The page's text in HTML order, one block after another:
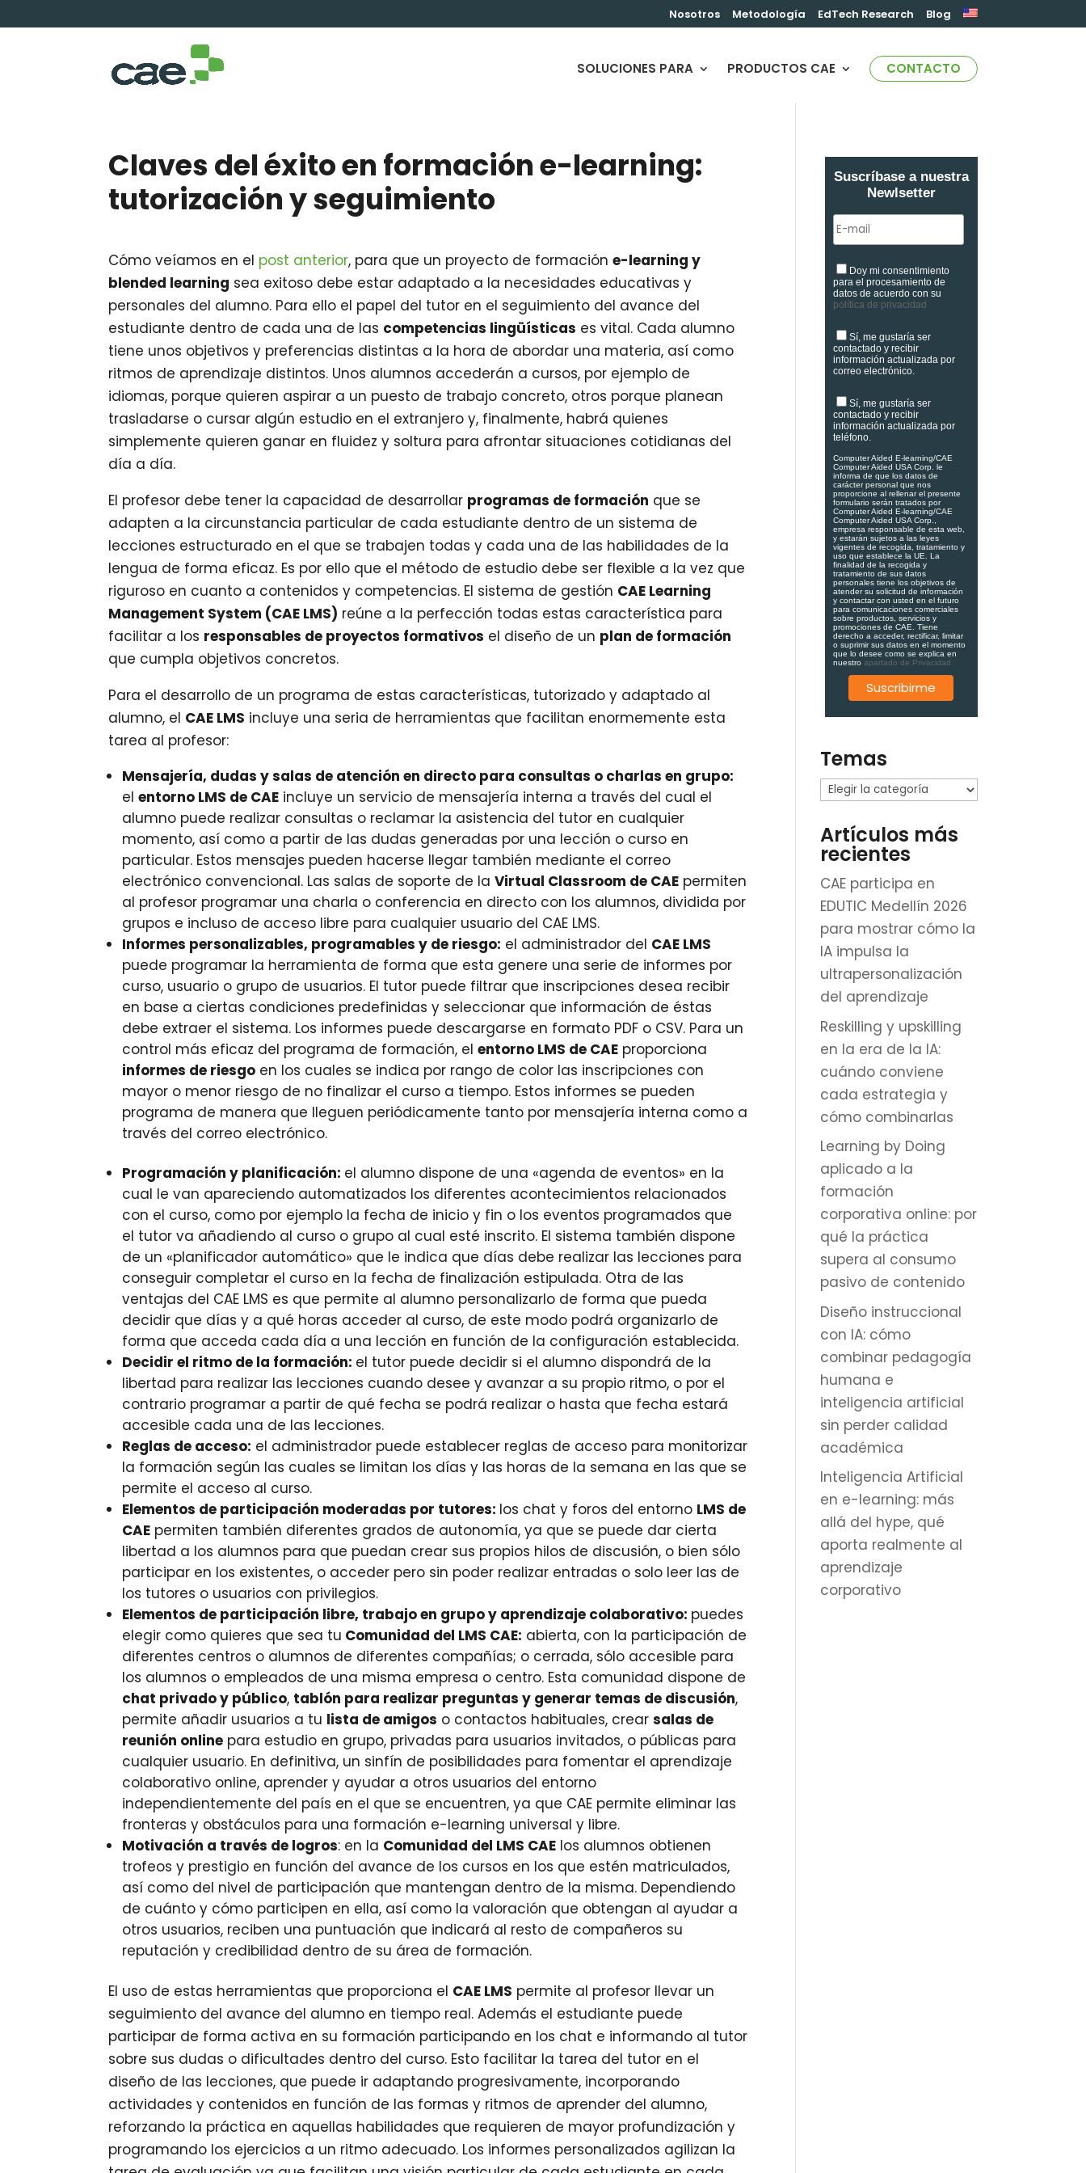
Nosotros Metodología EdTech Research Blog
SOLUCIONES PARA PRODUCTOS CAE CONTACTO
Claves del éxito en formación e-learning:
tutorización y seguimiento
Cómo veíamos en el post anterior, para que un proyecto de formacióne-learning y
blended learning sea exitoso debe estar adaptado a la necesidades educativas y
personales del alumno. Para ello el papel del tutor en el seguimiento del avance del
estudiante dentro de cada una de las competencias lingüísticas es vital. Cada alumno
tiene unos objetivos y preferencias distintas a la hora de abordar una materia, así como
ritmos de aprendizaje distintos. Unos alumnos accederán a cursos, por ejemplo de
idiomas, porque quieren aspirar a un puesto de trabajo concreto, otros porque planean
trasladarse o cursar algún estudio en el extranjero y, finalmente, habrá quienes
simplemente quieren ganar en fluidez y soltura para afrontar situaciones cotidianas del
día a día.
El profesor debe tener la capacidad de desarrollar programas de formación que se
adapten a la circunstancia particular de cada estudiante dentro de un sistema de
lecciones estructurado en el que se trabajen todas y cada una de las habilidades de la
lengua de forma eficaz. Es por ello que el método de estudio debe ser flexible a la vez que
riguroso en cuanto a contenidos y competencias. El sistema de gestión CAE Learning
Management System (CAE LMS) reúne a la perfección todas estas característica para
facilitar a los responsables de proyectos formativos el diseño de un plan de formación
que cumpla objetivos concretos.
Para el desarrollo de un programa de estas características, tutorizado y adaptado al
alumno, el CAE LMS incluye una seria de herramientas que facilitan enormemente esta
tarea al profesor:
Mensajería, dudas y salas de atención en directo para consultas o charlas en grupo:
elentorno LMS de CAE incluye un servicio de mensajería interna a través del cual el
alumno puede realizar consultas o reclamar la asistencia del tutor en cualquier
momento, así como a partir de las dudas generadas por una lección o curso en
particular. Estos mensajes pueden hacerse llegar también mediante el correo
electrónico convencional. Las salas de soporte de laVirtual Classroom de CAE permiten
al profesor programar una charla o conferencia en directo con los alumnos, dividida por
grupos e incluso de acceso libre para cualquier usuario del CAE LMS.
Informes personalizables, programables y de riesgo: el administrador del CAE LMS
puede programar la herramienta de forma que esta genere una serie de informes por
curso, usuario o grupo de usuarios. El tutor puede filtrar que inscripciones desea recibir
en base a ciertas condiciones predefinidas y seleccionar que información de éstas
debe extraer el sistema. Los informes puede descargarse en formato PDF o CSV. Para un
control más eficaz del programa de formación, elentorno LMS de CAE proporciona
informes de riesgo en los cuales se indica por rango de color las inscripciones con
mayor o menor riesgo de no finalizar el curso a tiempo. Estos informes se pueden
programa de manera que lleguen periódicamente tanto por mensajería interna como a
través del correo electrónico.
Programación y planificación: el alumno dispone de una «agenda de eventos» en la
cual le van apareciendo automatizados los diferentes acontecimientos relacionados
con el curso, como por ejemplo la fecha de inicio y fin o los eventos programados que
el tutor va añadiendo al curso o grupo al cual esté inscrito. El sistema también dispone
de un «planificador automático» que le indica que días debe realizar las lecciones para
conseguir completar el curso en la fecha de finalización estipulada. Otra de las
ventajas del CAE LMS es que permite al alumno personalizarlo de forma que pueda
decidir que días y a qué horas acceder al curso, de este modo podrá organizarlo de
forma que acceda cada día a una lección en función de la configuración establecida.
Decidir el ritmo de la formación: el tutor puede decidir si el alumno dispondrá de la
libertad para realizar las lecciones cuando desee y avanzar a su propio ritmo, o por el
contrario programar a partir de qué fecha se podrá realizar o hasta que fecha estará
accesible cada una de las lecciones.
Reglas de acceso: el administrador puede establecer reglas de acceso para monitorizar
la formación según las cuales se limitan los días y las horas de la semana en las que se
permite el acceso al curso.
Elementos de participación moderadas por tutores: los chat y foros del entorno LMS de
CAE permiten también diferentes grados de autonomía, ya que se puede dar cierta
libertad a los alumnos para que puedan crear sus propios hilos de discusión, o bien sólo
participar en los existentes, o acceder pero sin poder realizar entradas o solo leer las de
los tutores o usuarios con privilegios.
Elementos de participación libre, trabajo en grupo y aprendizaje colaborativo: puedes
elegir como quieres que sea tu Comunidad del LMS CAE: abierta, con la participación de
diferentes centros o alumnos de diferentes compañías; o cerrada, sólo accesible para
los alumnos o empleados de una misma empresa o centro. Esta comunidad dispone de
chat privado y público, tablón para realizar preguntas y generar temas de discusión,
permite añadir usuarios a tu lista de amigos o contactos habituales, crearsalas de
reunión online para estudio en grupo, privadas para usuarios invitados, o públicas para
cualquier usuario. En definitiva, un sinfín de posibilidades para fomentar el aprendizaje
colaborativo online, aprender y ayudar a otros usuarios del entorno
independientemente del país en el que se encuentren, ya que CAE permite eliminar las
fronteras y obstáculos para una formación e-learning universal y libre.
Motivación a través de logros: en la Comunidad del LMS CAE los alumnos obtienen
trofeos y prestigio en función del avance de los cursos en los que estén matriculados,
así como del nivel de participación que mantengan dentro de la misma. Dependiendo
de cuánto y cómo participen en ella, así como la valoración que obtengan al ayudar a
otros usuarios, reciben una puntuación que indicará al resto de compañeros su
reputación y credibilidad dentro de su área de formación.
El uso de estas herramientas que proporciona el CAE LMS permite al profesor llevar un
seguimiento del avance del alumno en tiempo real. Además el estudiante puede
participar de forma activa en su formación participando en los chat e informando al tutor
sobre sus dudas o dificultades dentro del curso. Esto facilitar la tarea del tutor en el
diseño de las lecciones, que puede ir adaptando progresivamente, incorporando
actividades y contenidos en función de las formas y ritmos de aprender del alumno,
reforzando la práctica en aquellas habilidades que requieren de mayor profundización y
programando los ejercicios a un ritmo adecuado. Los informes personalizados agilizan la
Suscríbase a nuestra
Newlsetter
Doy mi consentimiento
para el procesamiento de
datos de acuerdo con su
política de privacidad
Sí, me gustaría ser
contactado y recibir
información actualizada por
correo electrónico.
Sí, me gustaría ser
contactado y recibir
información actualizada por
teléfono.
Computer Aided E-learning/CAE
Computer Aided USA Corp. le
informa de que los datos de
carácter personal que nos
proporcione al rellenar el presente
formulario serán tratados por
Computer Aided E-learning/CAE
Computer Aided USA Corp.,
empresa responsable de esta web,
y estarán sujetos a las leyes
vigentes de recogida, tratamiento y
uso que establece la UE. La
finalidad de la recogida y
tratamiento de sus datos
personales tiene los objetivos de
atender su solicitud de información
y contactar con usted en el futuro
para comunicaciones comerciales
sobre productos, servicios y
promociones de CAE. Tiene
derecho a acceder, rectificar, limitar
o suprimir sus datos en el momento
que lo desee como se explica en
nuestro apartado de Privacidad.
Temas
Temas
Artículos más
recientes
CAE participa en
EDUTIC Medellín 2026
para mostrar cómo la
IA impulsa la
ultrapersonalización
del aprendizaje
Reskilling y upskilling
en la era de la IA:
cuándo conviene
cada estrategia y
cómo combinarlas
Learning by Doing
aplicado a la
formación
corporativa online: por
qué la práctica
supera al consumo
pasivo de contenido
Diseño instruccional
con IA: cómo
combinar pedagogía
humana e
inteligencia artificial
sin perder calidad
académica
Inteligencia Artificial
en e-learning: más
allá del hype, qué
aporta realmente al
aprendizaje
corporativo